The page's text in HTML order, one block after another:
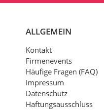
ALLGEMEIN
Kontakt
Firmenevents
Häufige Fragen (FAQ)
Impressum
Datenschutz
Haftungsausschluss